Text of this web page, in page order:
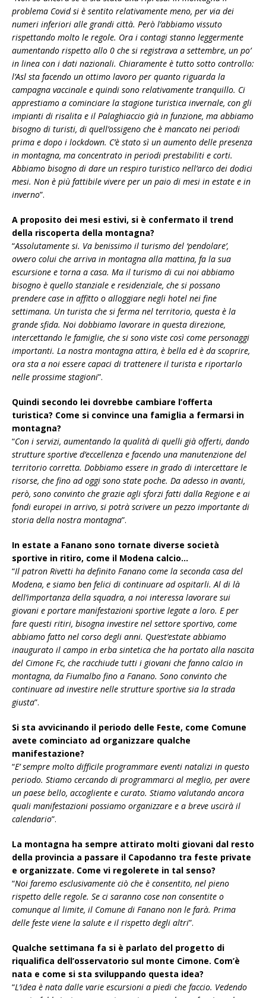
problema Covid si è sentito relativamente meno, per via dei
numeri inferiori alle grandi città. Però l’abbiamo vissuto
rispettando molto le regole. Ora i contagi stanno leggermente
aumentando rispetto allo 0 che si registrava a settembre, un po’
in linea con i dati nazionali. Chiaramente è tutto sotto controllo:
l’Asl sta facendo un ottimo lavoro per quanto riguarda la
campagna vaccinale e quindi sono relativamente tranquillo. Ci
apprestiamo a cominciare la stagione turistica invernale, con gli
impianti di risalita e il Palaghiaccio già in funzione, ma abbiamo
bisogno di turisti, di quell’ossigeno che è mancato nei periodi
prima e dopo i lockdown. C’è stato sì un aumento delle presenza
in montagna, ma concentrato in periodi prestabiliti e corti.
Abbiamo bisogno di dare un respiro turistico nell’arco dei dodici
mesi. Non è più fattibile vivere per un paio di mesi in estate e in
inverno”.
A proposito dei mesi estivi, si è confermato il trend
della riscoperta della montagna?
“Assolutamente si. Va benissimo il turismo del ‘pendolare’,
ovvero colui che arriva in montagna alla mattina, fa la sua
escursione e torna a casa. Ma il turismo di cui noi abbiamo
bisogno è quello stanziale e residenziale, che si possano
prendere case in affitto o alloggiare negli hotel nei fine
settimana. Un turista che si ferma nel territorio, questa è la
grande sfida. Noi dobbiamo lavorare in questa direzione,
intercettando le famiglie, che si sono viste così come personaggi
importanti. La nostra montagna attira, è bella ed è da scoprire,
ora sta a noi essere capaci di trattenere il turista e riportarlo
nelle prossime stagioni”.
Quindi secondo lei dovrebbe cambiare l’offerta
turistica? Come si convince una famiglia a fermarsi in
montagna?
“Con i servizi, aumentando la qualità di quelli già offerti, dando
strutture sportive d’eccellenza e facendo una manutenzione del
territorio corretta. Dobbiamo essere in grado di intercettare le
risorse, che fino ad oggi sono state poche. Da adesso in avanti,
però, sono convinto che grazie agli sforzi fatti dalla Regione e ai
fondi europei in arrivo, si potrà scrivere un pezzo importante di
storia della nostra montagna”.
In estate a Fanano sono tornate diverse società
sportive in ritiro, come il Modena calcio…
“Il patron Rivetti ha definito Fanano come la seconda casa del
Modena, e siamo ben felici di continuare ad ospitarli. Al di là
dell’importanza della squadra, a noi interessa lavorare sui
giovani e portare manifestazioni sportive legate a loro. E per
fare questi ritiri, bisogna investire nel settore sportivo, come
abbiamo fatto nel corso degli anni. Quest’estate abbiamo
inaugurato il campo in erba sintetica che ha portato alla nascita
del Cimone Fc, che racchiude tutti i giovani che fanno calcio in
montagna, da Fiumalbo fino a Fanano. Sono convinto che
continuare ad investire nelle strutture sportive sia la strada
giusta”.
Si sta avvicinando il periodo delle Feste, come Comune
avete cominciato ad organizzare qualche
manifestazione?
“E’ sempre molto difficile programmare eventi natalizi in questo
periodo. Stiamo cercando di programmarci al meglio, per avere
un paese bello, accogliente e curato. Stiamo valutando ancora
quali manifestazioni possiamo organizzare e a breve uscirà il
calendario”.
La montagna ha sempre attirato molti giovani dal resto
della provincia a passare il Capodanno tra feste private
e organizzate. Come vi regolerete in tal senso?
“Noi faremo esclusivamente ciò che è consentito, nel pieno
rispetto delle regole. Se ci saranno cose non consentite o
comunque al limite, il Comune di Fanano non le farà. Prima
delle feste viene la salute e il rispetto degli altri”.
Qualche settimana fa si è parlato del progetto di
riqualifica dell’osservatorio sul monte Cimone. Com’è
nata e come si sta sviluppando questa idea?
“L’idea è nata dalle varie escursioni a piedi che faccio. Vedendo